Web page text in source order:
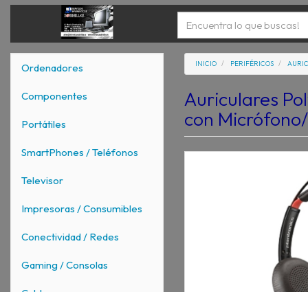
Ordenadores
Componentes
Portátiles
SmartPhones / Teléfonos
Televisor
Impresoras / Consumibles
Conectividad / Redes
Gaming / Consolas
INICIO PERIFÉRICOS
Auriculares
con